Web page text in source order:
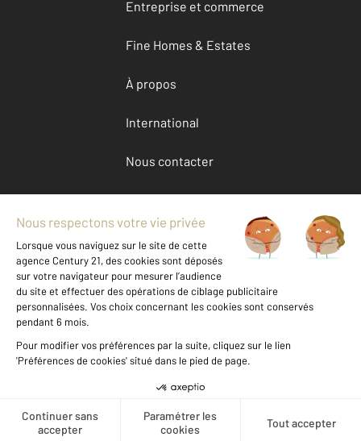
Téléphoner
Entreprise et commerce
Fine Homes & Estates
À propos
International
Nous contacter
Mentions légales & CGU et Barèmes d'honoraires
Données personnelles
Gestionnaire des cookies
Location maison autour de VIGNEUX SUR SEINE (91270)